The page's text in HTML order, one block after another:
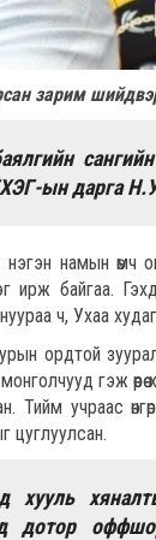
зарим
ын дарга
намын өмч
ирж байгаа.
ч, Ухаа
ордтой
гэж
Тийм учраас
цуглуулсан.
хууль
дотор